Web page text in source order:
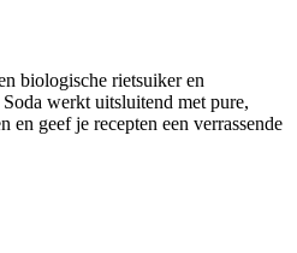
biologische rietsuiker en
werkt uitsluitend met pure,
geef je recepten een verrassende